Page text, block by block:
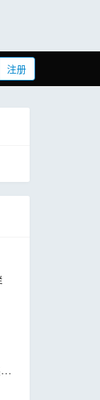
注册
逆天武医林木, 李秋华免费阅读全集大结局